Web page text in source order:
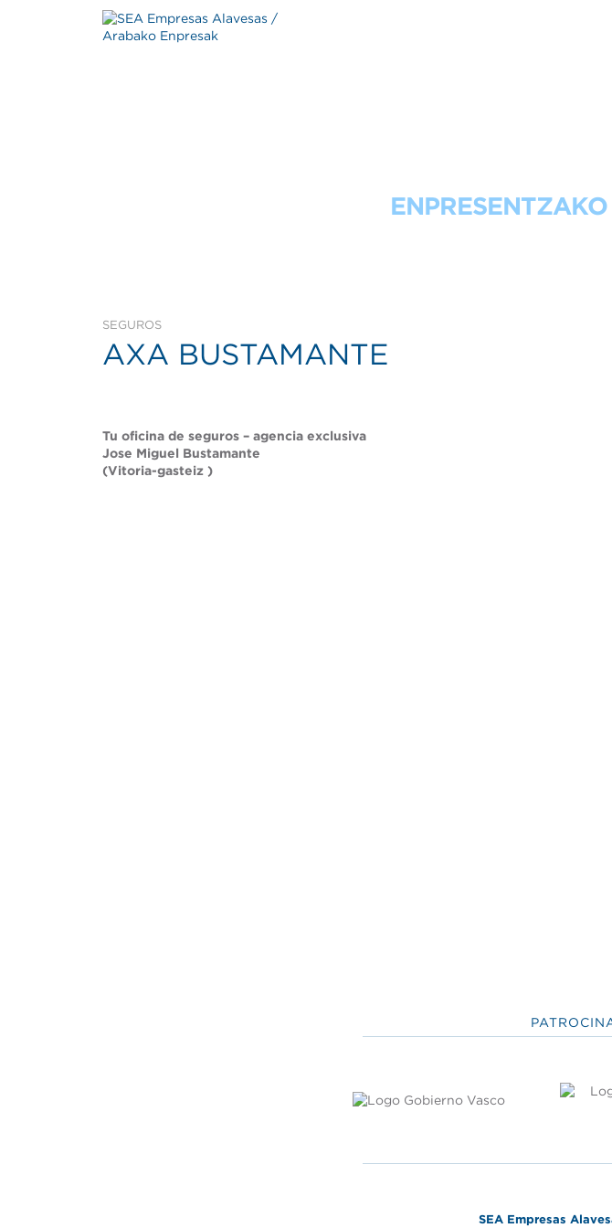
SEGUROS
AXA BUSTAMANTE
Tu oficina de seguros – agencia exclusiva
Jose Miguel Bustamante
(Vitoria-gasteiz )
SEA Empresas